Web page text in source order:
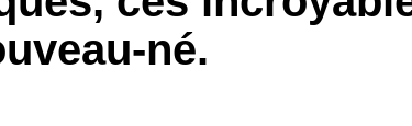
né.